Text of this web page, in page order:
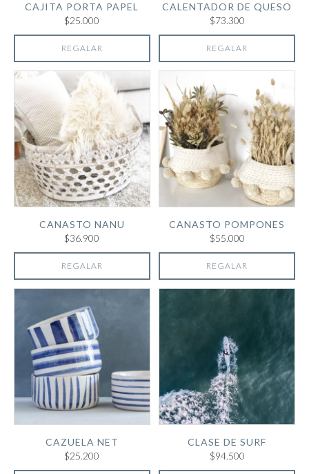
CAJITA PORTA PAPEL
$25.000
REGALAR
CALENTADOR DE QUESO
$73.300
REGALAR
CANASTO NANU
$36.900
REGALAR
CANASTO POMPONES
$55.000
REGALAR
CAZUELA NET
$25.200
CLASE DE SURF
$94.500